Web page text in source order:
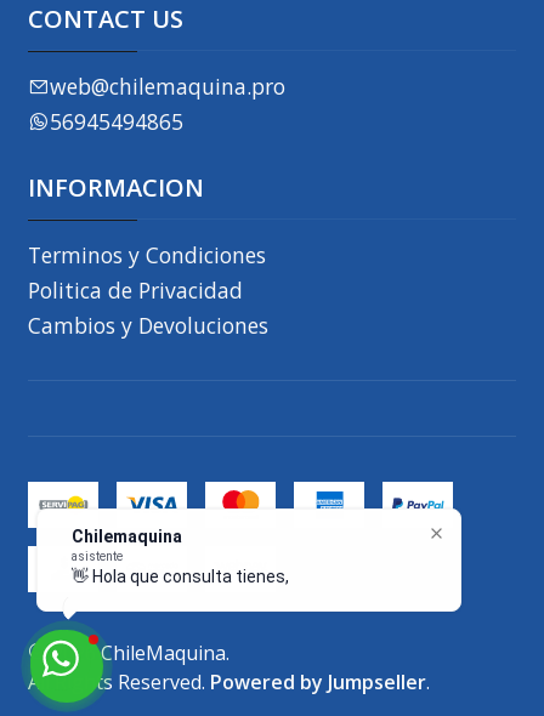
Chilemaquina
asistente
👋 Hola que consulta tienes, te res
CONTACT US
web@chilemaquina.pro
56945494865
INFORMACION
Terminos y Condiciones
Politica de Privacidad
Cambios y Devoluciones
2026 ChileMaquina.
All Rights Reserved. Powered by Jumpseller.